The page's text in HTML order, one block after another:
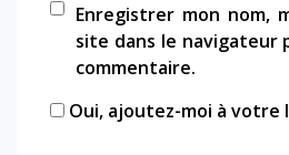
Enregistrer mon nom,
site dans le navigateur
commentaire.
Oui, ajoutez-moi à votre